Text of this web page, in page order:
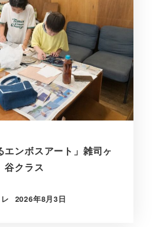
エンボスアート」雑司ヶ
谷クラス
投稿日
2026年8月3日